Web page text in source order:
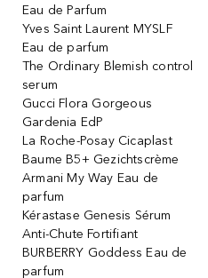
Eau de Parfum
Yves Saint Laurent MYSLF
Eau de parfum
The Ordinary Blemish control
serum
Gucci Flora Gorgeous
Gardenia EdP
La Roche-Posay Cicaplast
Baume B5+ Gezichtscrème
Armani My Way Eau de
parfum
Kérastase Genesis Sérum
Anti-Chute Fortifiant
BURBERRY Goddess Eau de
parfum